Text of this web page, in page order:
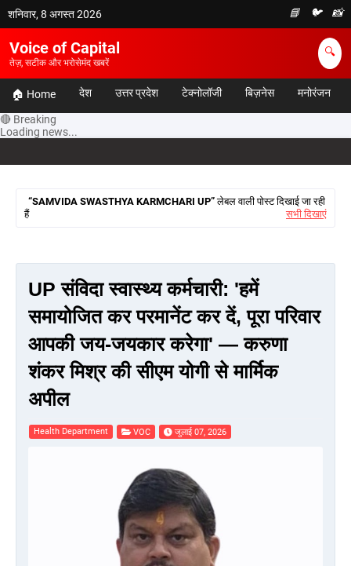
शनिवार, 8 अगस्त 2026 📘 🐦 📸
Voice of Capital
तेज़, सटीक और भरोसेमंद खबरें
🔍
🏠 Home देश उत्तर प्रदेश टेक्नोलॉजी बिज़नेस मनोरंजन
🔴 Breaking
Loading news...
SAMVIDA SWASTHYA KARMCHARI UP लेबल वाली पोस्ट दिखाई जा रही
हैं
सभी दिखाएं
UP संविदा स्वास्थ्य कर्मचारी: 'हमें
समायोजित कर परमानेंट कर दें, पूरा परिवार
आपकी जय-जयकार करेगा' — करुणा
शंकर मिश्र की सीएम योगी से मार्मिक
अपील
Health Department VOC जुलाई 07, 2026